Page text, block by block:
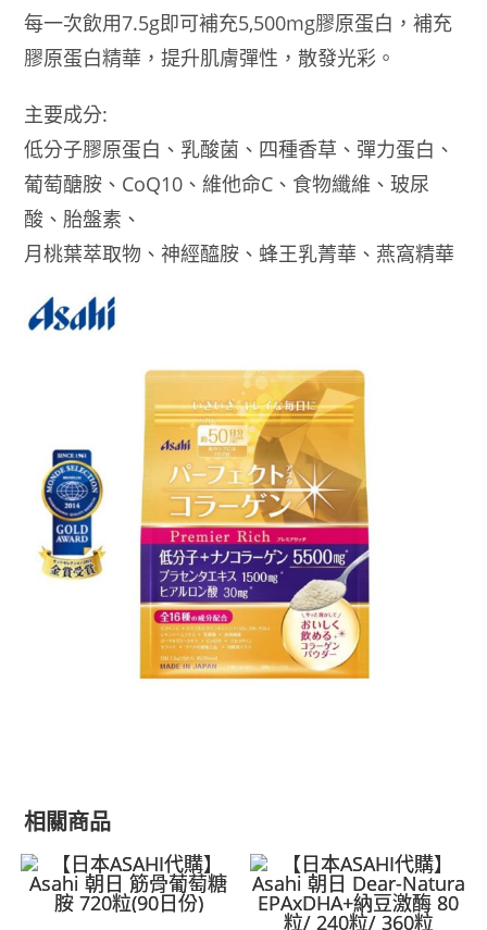
膠
蛋
粉
金
色
加
強
版
日
每一次飲用7.5g即可補充5,500mg膠原蛋白，補充
膠原蛋白精華，提升肌膚彈性，散發光彩。
主要成分:
低分子膠原蛋白、乳酸菌、四種香草、彈力蛋白、
葡萄醣胺、CoQ10、維他命C、食物纖維、玻尿
酸、胎盤素、
月桃葉萃取物、神經醯胺、蜂王乳菁華、燕窩精華
相關商品